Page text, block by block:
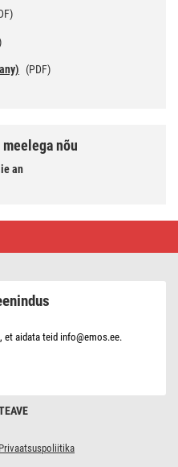
(PDF)
nõu
an
Privaatsuspoliitika
et aidata teid info@emos.ee.